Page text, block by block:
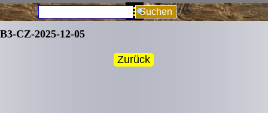
Direkt zum SeiteninhaltMenü überspringen
Suchen
B3-CZ-2025-12-05
Zurück